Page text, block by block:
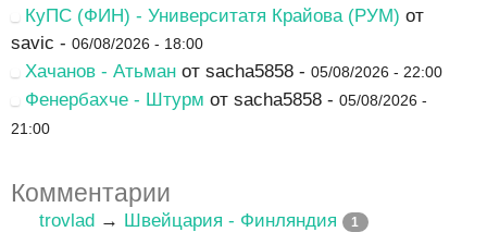
КуПС (ФИН) - Университатя Крайова (РУМ) от
savic - 06/08/2026 - 18:00
Хачанов - Атьман от sacha5858 - 05/08/2026 - 22:00
Фенербахче - Штурм от sacha5858 - 05/08/2026 -
21:00
Комментарии
trovlad→ Швейцария - Финляндия 1